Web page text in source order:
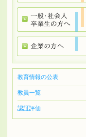
教育情報の公表
教員一覧
認証評価